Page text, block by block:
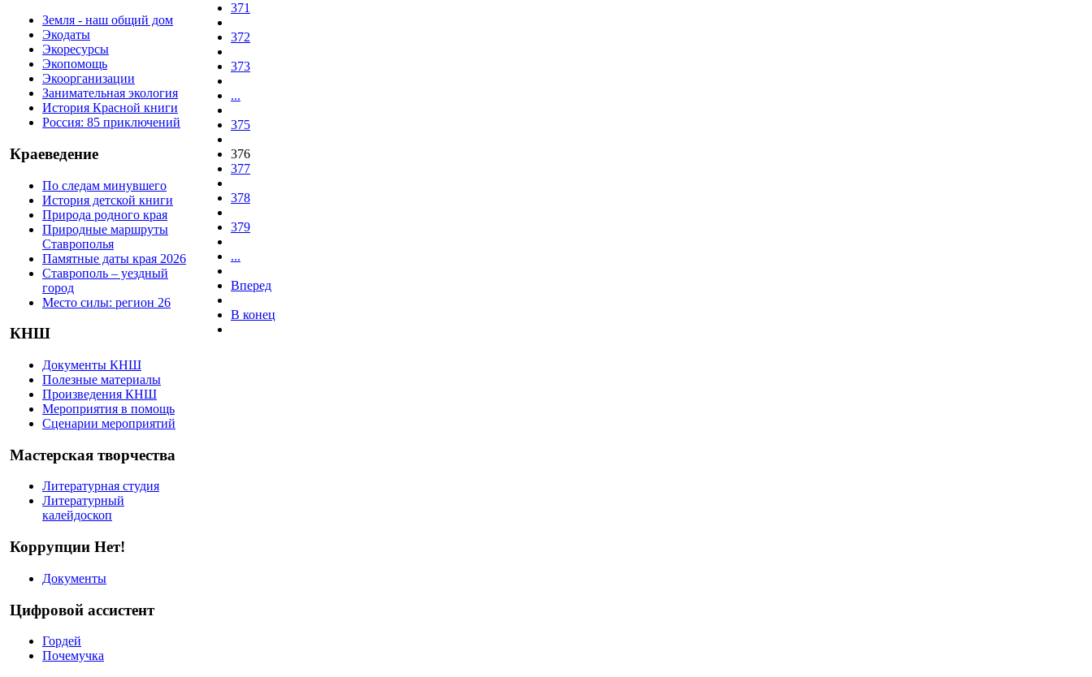
Земля - наш общий дом
Экодаты
Экоресурсы
Экопомощь
Экоорганизации
Занимательная экология
История Красной книги
Россия: 85 приключений
Краеведение
По следам минувшего
История детской книги
Природа родного края
Природные маршруты
Ставрополья
Памятные даты края 2026
Ставрополь – уездный
город
Место силы: регион 26
КНШ
Документы КНШ
Полезные материалы
Произведения КНШ
Мероприятия в помощь
Сценарии мероприятий
Мастерская творчества
Литературная студия
Литературный
калейдоскоп
Коррупции Нет!
Документы
Цифровой ассистент
Гордей
Почемучка
371
372
373
...
375
376
377
378
379
...
Вперед
В конец